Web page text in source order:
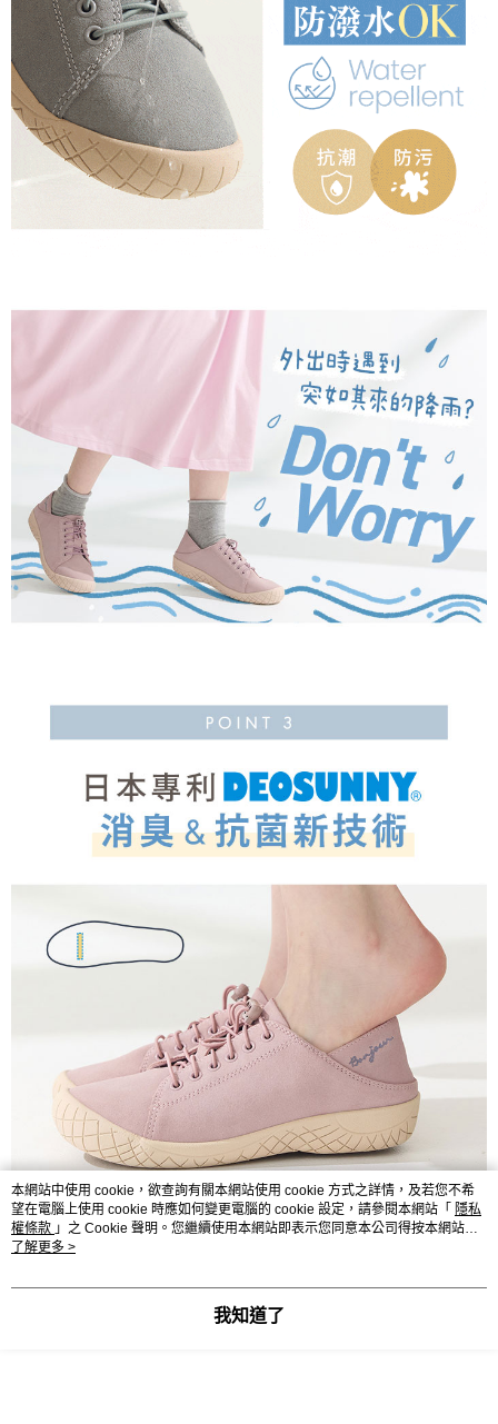
本網站中使用 cookie，欲查詢有關本網站使用 cookie 方式之詳情，及若您不希
望在電腦上使用 cookie 時應如何變更電腦的 cookie 設定，請參閱本網站「 隱私
權條款 」之 Cookie 聲明。您繼續使用本網站即表示您同意本公司得按本網站使
用條款之 Cookie 聲明使用 cookie。
了解更多 >
我知道了